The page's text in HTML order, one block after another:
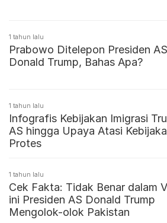
1 tahun lalu
Prabowo Ditelepon Presiden AS
Donald Trump, Bahas Apa?
1 tahun lalu
Infografis Kebijakan Imigrasi
AS hingga Upaya Atasi
Protes
1 tahun lalu
Cek Fakta: Tidak Benar dalam
ini Presiden AS Donald Trump
Mengolok-olok Pakistan